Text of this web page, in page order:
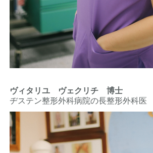
ヴィタリユ ヴェクリチ 博士
ヂステン整形外科病院の長整形外科医